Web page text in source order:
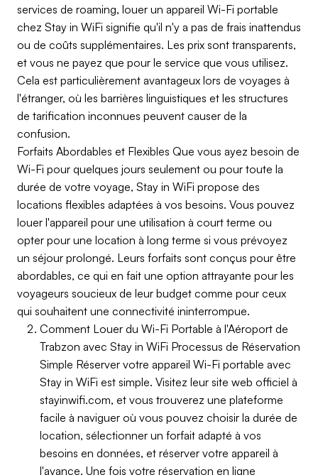
services de roaming, louer un appareil Wi-Fi portable
chez Stay in WiFi signifie qu'il n'y a pas de frais inattendus
ou de coûts supplémentaires. Les prix sont transparents,
et vous ne payez que pour le service que vous utilisez.
Cela est particulièrement avantageux lors de voyages à
l'étranger, où les barrières linguistiques et les structures
de tarification inconnues peuvent causer de la
confusion.
Forfaits Abordables et Flexibles Que vous ayez besoin de
Wi-Fi pour quelques jours seulement ou pour toute la
durée de votre voyage, Stay in WiFi propose des
locations flexibles adaptées à vos besoins. Vous pouvez
louer l'appareil pour une utilisation à court terme ou
opter pour une location à long terme si vous prévoyez
un séjour prolongé. Leurs forfaits sont conçus pour être
abordables, ce qui en fait une option attrayante pour les
voyageurs soucieux de leur budget comme pour ceux
qui souhaitent une connectivité ininterrompue.
Comment Louer du Wi-Fi Portable à l'Aéroport de
Trabzon avec Stay in WiFi Processus de Réservation
Simple Réserver votre appareil Wi-Fi portable avec
Stay in WiFi est simple. Visitez leur site web officiel à
stayinwifi.com, et vous trouverez une plateforme
facile à naviguer où vous pouvez choisir la durée de
location, sélectionner un forfait adapté à vos
besoins en données, et réserver votre appareil à
l'avance. Une fois votre réservation en ligne